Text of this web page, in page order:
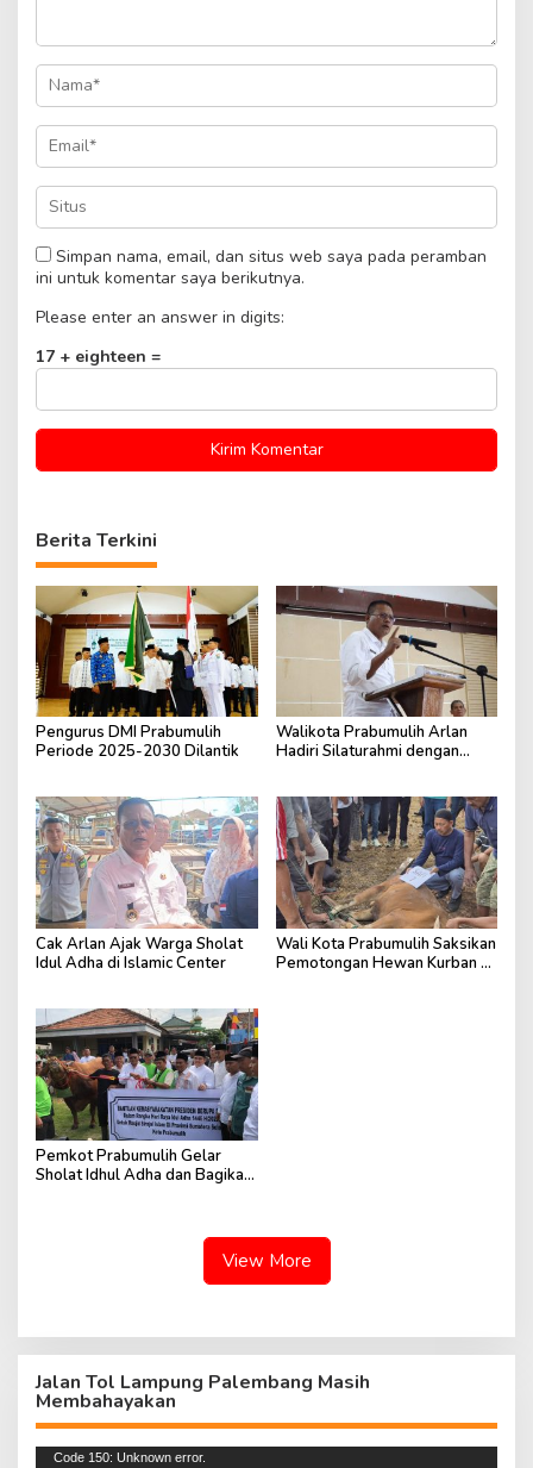
Simpan nama, email, dan situs web saya pada peramban
ini untuk komentar saya berikutnya.
Please enter an answer in digits:
17 + eighteen =
Berita Terkini
Pengurus DMI Prabumulih
Periode 2025-2030 Dilantik
Walikota Prabumulih Arlan
Hadiri Silaturahmi dengan
Cak Arlan Ajak Warga Sholat
Idul Adha di Islamic Center
Wali Kota Prabumulih Saksikan
Pemotongan Hewan Kurban di
Pemkot Prabumulih Gelar
Sholat Idhul Adha dan Bagikan
View More
Jalan Tol Lampung Palembang Masih
Membahayakan
Pemutar
Code 150: Unknown error.